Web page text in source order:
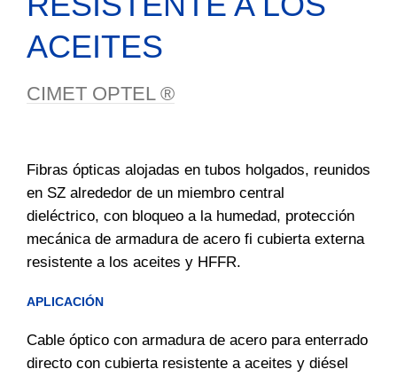
ACEITES
CIMET OPTEL ®
Fibras ópticas alojadas en tubos holgados, reunidos
en SZ alrededor de un miembro central
dieléctrico, con bloqueo a la humedad, protección
mecánica de armadura de acero fi cubierta externa
resistente a los aceites y HFFR.
APLICACIÓN
Cable óptico con armadura de acero para enterrado
directo con cubierta resistente a aceites y diésel